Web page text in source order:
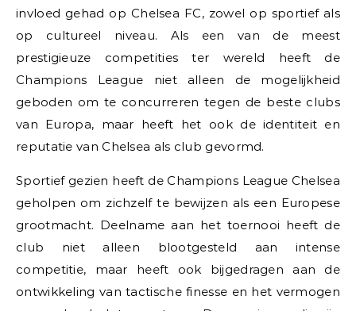
invloed gehad op Chelsea FC, zowel op sportief als
op cultureel niveau. Als een van de meest
prestigieuze competities ter wereld heeft de
Champions League niet alleen de mogelijkheid
geboden om te concurreren tegen de beste clubs
van Europa, maar heeft het ook de identiteit en
reputatie van Chelsea als club gevormd.
Sportief gezien heeft de Champions League Chelsea
geholpen om zichzelf te bewijzen als een Europese
grootmacht. Deelname aan het toernooi heeft de
club niet alleen blootgesteld aan intense
competitie, maar heeft ook bijgedragen aan de
ontwikkeling van tactische finesse en het vermogen